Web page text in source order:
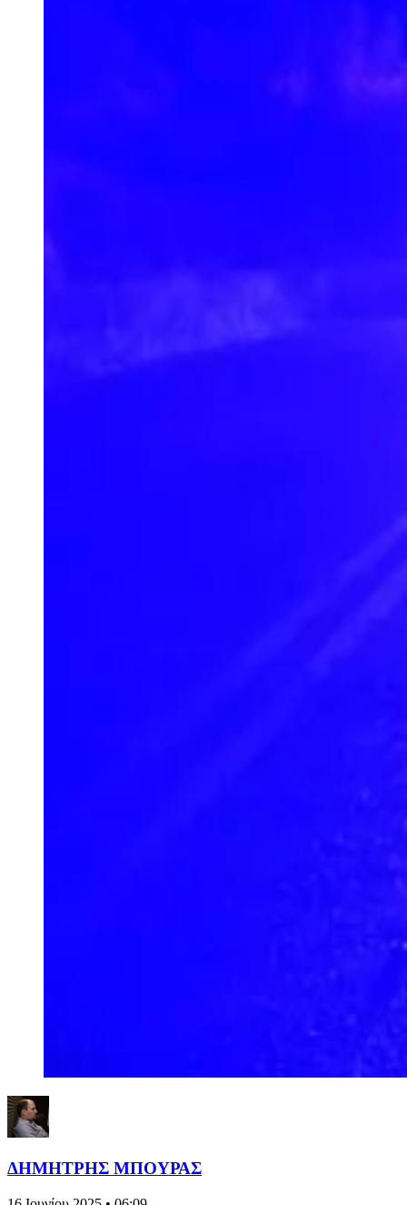
ΔΗΜΗΤΡΗΣ ΜΠΟΥΡΑΣ